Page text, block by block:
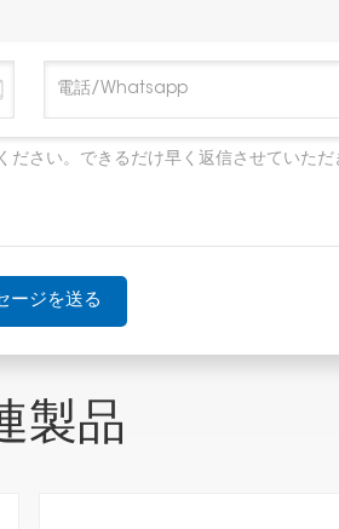
ージを送る
製品